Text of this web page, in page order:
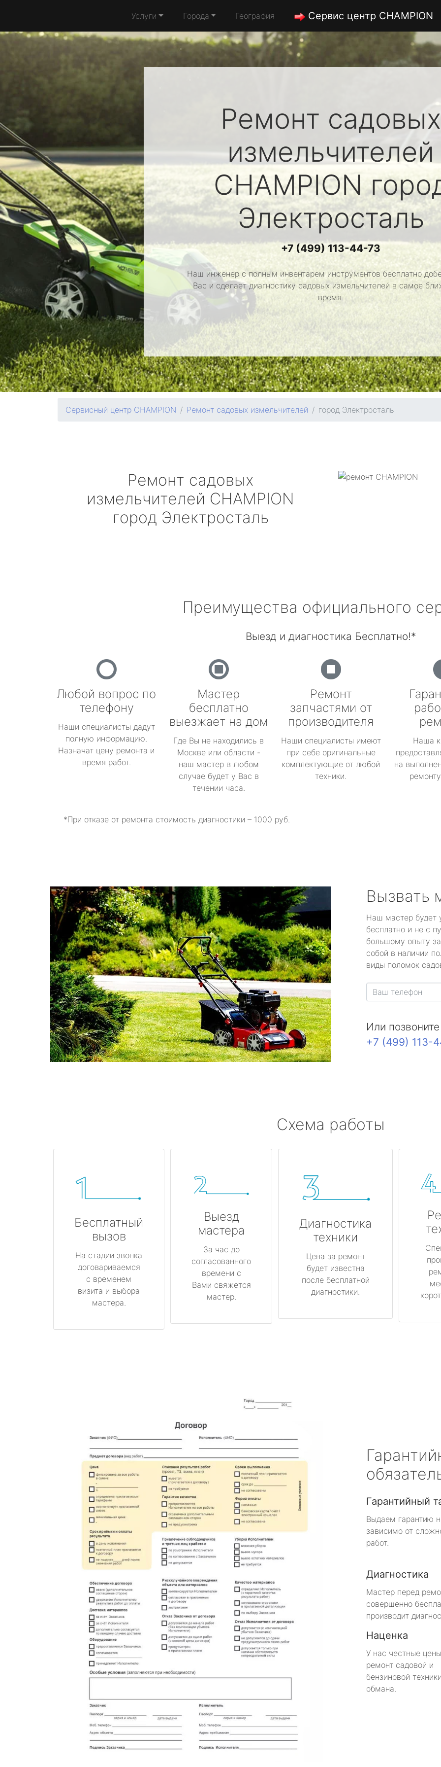
Услуги Города География Сервис центр CHAMPION
Ремонт садовых
измельчителей
CHAMPION
Электросталь
+7 (499) 113-44-73
Наш инженер с полным инвентарем инструментов бесплатно
Вас и сделает диагностику садовых измельчителей в самое
время.
Сервисный центр CHAMPION Ремонт садовых измельчителей город Электросталь
Ремонт садовых
измельчителей CHAMPION
город Электросталь
Преимущества официального
Выезд и диагностика Бесплатно!*
Любой вопрос по
телефону
Наши специалисты дадут
полную информацию.
Назначат цену ремонта и
время работ.
Мастер
бесплатно
выезжает на дом
Где Вы не находились в
Москве или области -
наш мастер в любом
случае будет у Вас в
течении часа.
Ремонт
запчастями от
производителя
Наши специалисты имеют
при себе оригинальные
комплектующие от любой
техники.
Наша
на
*При отказе от ремонта стоимость диагностики – 1000 руб.
Вызвать
Наш мастер будет
бесплатно и не с
большому опыту
собой в наличии
виды поломок
Или
+7 (499) 113-
Схема работы
Бесплатный
вызов
На стадии звонка
договариваемся
с временем
визита и выбора
мастера.
Выезд
мастера
За час до
согласованного
времени с
Вами свяжется
мастер.
Диагностика
техники
Цена за ремонт
будет известна
после бесплатной
диагностики.
Гарантийный
Выдаем гарантию
зависимо от
работ.
Диагностика
Мастер перед
совершенно
производит
Наценка
У нас честные
ремонт садовой и
бензиновой
обмана.